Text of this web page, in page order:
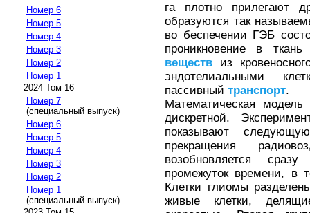
Номер 6
Номер 5
Номер 4
Номер 3
Номер 2
Номер 1
2024 Том 16
Номер 7
(специальный выпуск)
Номер 6
Номер 5
Номер 4
Номер 3
Номер 2
Номер 1
(специальный выпуск)
га плотно прилегают
образуются так
во беспечении ГЭБ
проникновение в
веществ из
эндотелиальными
пассивный транспорт.
Математическая
дискретной.
показывают
прекращения
возобновляется
промежуток времени, в
Клетки глиомы
живые клетки,